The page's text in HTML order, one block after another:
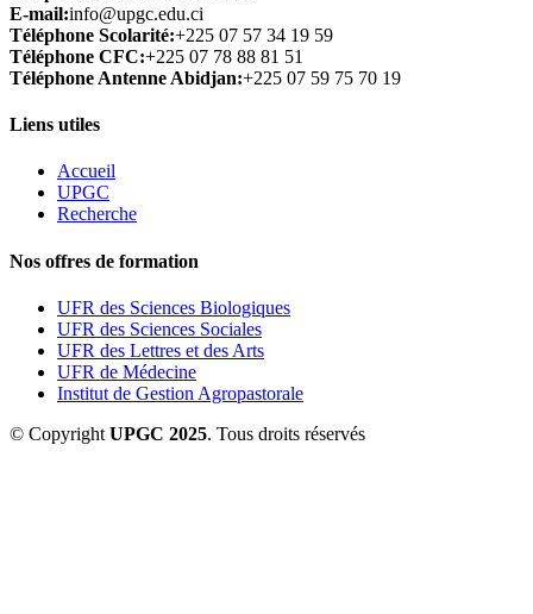
E-mail:info@upgc.edu.ci
Téléphone Scolarité:+225 07 57 34 19 59
Téléphone CFC:+225 07 78 88 81 51
Téléphone Antenne Abidjan:+225 07 59 75 70 19
Liens utiles
Accueil
UPGC
Recherche
Nos offres de formation
UFR des Sciences Biologiques
UFR des Sciences Sociales
UFR des Lettres et des Arts
UFR de Médecine
Institut de Gestion Agropastorale
© Copyright UPGC 2025. Tous droits réservés